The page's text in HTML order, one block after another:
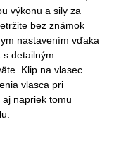
výkonu a sily za
bez známok
nastavením vďaka
s detailným
Klip na vlasec
vlasca pri
napriek tomu